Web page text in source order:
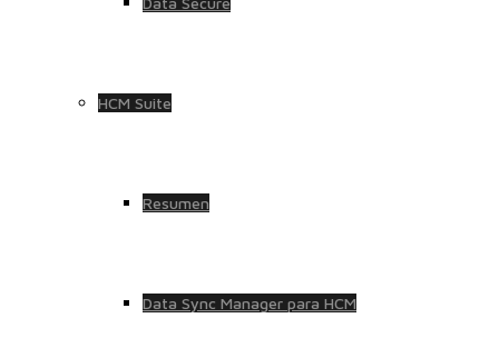
HCM Suite
Resumen
Data Sync Manager para HCM